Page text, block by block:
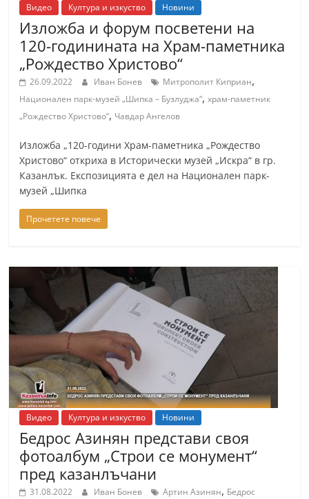
Видео Култура и изкуство Новини
Изложба и форум посветени на
120-годинината на Храм-паметника
„Рождество Христово“
26.09.2022 Иван Бонев Митрополит Киприан,
Национален парк-музей „Шипка – Бузлуджа“,храм-паметник
„Рождество Христово“, Чавдар Ангелов
Изложба „120-години Храм-паметника „Рождество
Христово“ откриха в Исторически музей „Искра“ в гр.
Казанлък. Експозицията е дел на Национален парк-
музей „Шипка
Прочетете повече
Видео Култура и изкуство Новини
Бедрос Азинян представи своя
фотоалбум „Строи се монумент“
пред казанлъчани
31.08.2022 Иван Бонев Артин Азинян, Бедрос